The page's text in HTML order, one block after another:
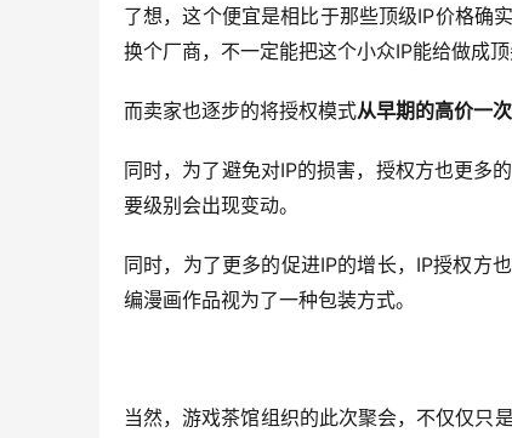
了想，这个便宜是相比于那些顶级IP价格确
换个厂商，不一定能把这个小众IP能给做成顶
而卖家也逐步的将授权模式从早期的高价一
同时，为了避免对IP的损害，授权方也更多
要级别会出现变动。
同时，为了更多的促进IP的增长， IP授权方
编漫画作品视为了一种包装方式。
当然，游戏茶馆组织的此次聚会，不仅仅只